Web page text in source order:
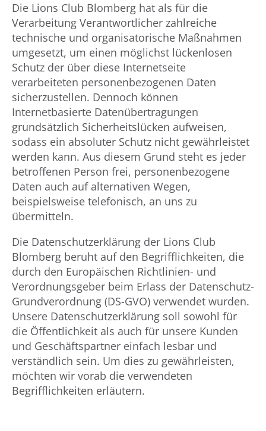
Die Lions Club Blomberg hat als für die
Verarbeitung Verantwortlicher zahlreiche
technische und organisatorische Maßnahmen
umgesetzt, um einen möglichst lückenlosen
Schutz der über diese Internetseite
verarbeiteten personenbezogenen Daten
sicherzustellen. Dennoch können
Internetbasierte Datenübertragungen
grundsätzlich Sicherheitslücken aufweisen,
sodass ein absoluter Schutz nicht gewährleistet
werden kann. Aus diesem Grund steht es jeder
betroffenen Person frei, personenbezogene
Daten auch auf alternativen Wegen,
beispielsweise telefonisch, an uns zu
übermitteln.
Die Datenschutzerklärung der Lions Club
Blomberg beruht auf den Begrifflichkeiten, die
durch den Europäischen Richtlinien- und
Verordnungsgeber beim Erlass der Datenschutz-
Grundverordnung (DS-GVO) verwendet wurden.
Unsere Datenschutzerklärung soll sowohl für
die Öffentlichkeit als auch für unsere Kunden
und Geschäftspartner einfach lesbar und
verständlich sein. Um dies zu gewährleisten,
möchten wir vorab die verwendeten
Begrifflichkeiten erläutern.